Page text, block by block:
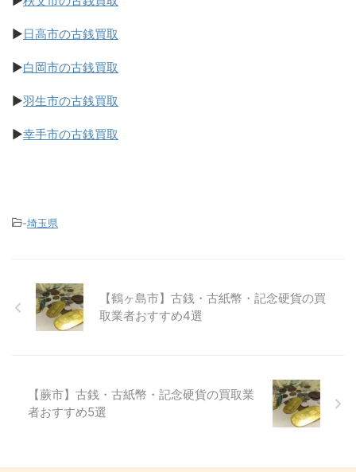
▶日高市の古銭買取
▶白岡市の古銭買取
▶羽生市の古銭買取
▶幸手市の古銭買取
-埼玉県
【鶴ヶ島市】古銭・古紙幣・記念硬貨の買
取業者おすすめ4選
【蕨市】古銭・古紙幣・記念硬貨の買取業
者おすすめ5選